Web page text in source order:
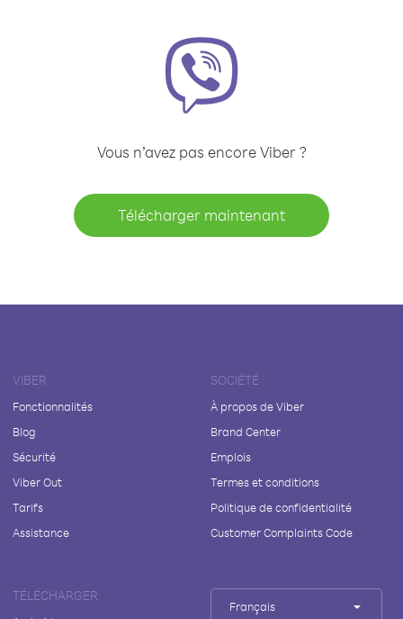
Vous n’avez pas encore Viber ?
Télécharger maintenant
VIBER
Fonctionnalités
Blog
Sécurité
Viber Out
Tarifs
Assistance
SOCIÉTÉ
À propos de Viber
Brand Center
Emplois
Termes et conditions
Politique de confidentialité
Customer Complaints Code
TÉLÉCHARGER
Français